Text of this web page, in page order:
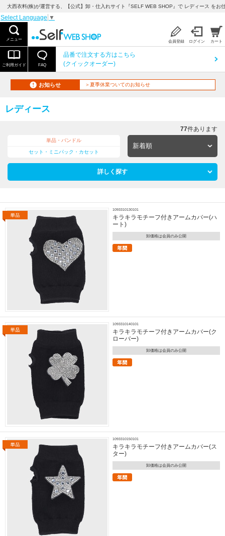
大西衣料(株)が運営する、【公式】卸・仕入れサイト『SELF WEB SHOP』で レディース をお
Select Language ▼
メニュー 会員登録 ログイン カート
ご利用ガイド FAQ
品番で注文する方はこちら
(クイックオーダー)
お知らせ ＞夏季休業ついてのお知らせ
レディース
単品・バンドル
セット・ミニパック・カセット
詳しく探す
77件あります
1093310130101
キラキラモチーフ付きアームカバー(ハ
ート)
卸価格は会員のみ公開
1093310140101
キラキラモチーフ付きアームカバー(ク
ローバー)
卸価格は会員のみ公開
1093310150101
キラキラモチーフ付きアームカバー(ス
ター)
卸価格は会員のみ公開